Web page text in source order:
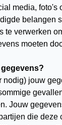
media,
verwerken
moeten
nodig) jouw
Jouw
die